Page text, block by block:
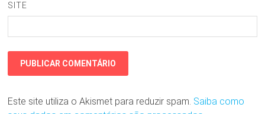
SITE
Este site utiliza o Akismet para reduzir spam. Saiba como